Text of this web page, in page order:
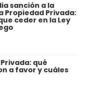
sanción a la
Propiedad Privada:
ceder en la Ley
qué
a favor y cuáles